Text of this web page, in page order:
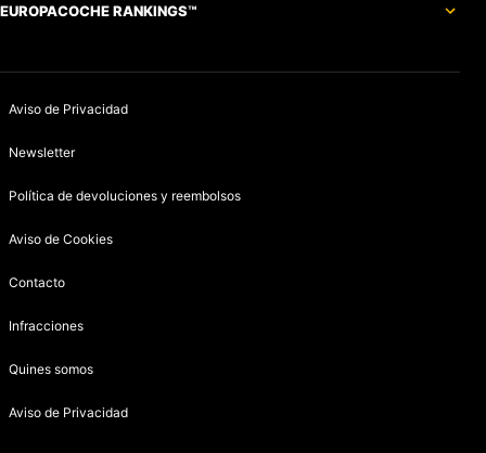
EUROPACOCHE RANKINGS™
Aviso de Privacidad
Newsletter
Política de devoluciones y reembolsos
Aviso de Cookies
Contacto
Infracciones
Quines somos
Aviso de Privacidad